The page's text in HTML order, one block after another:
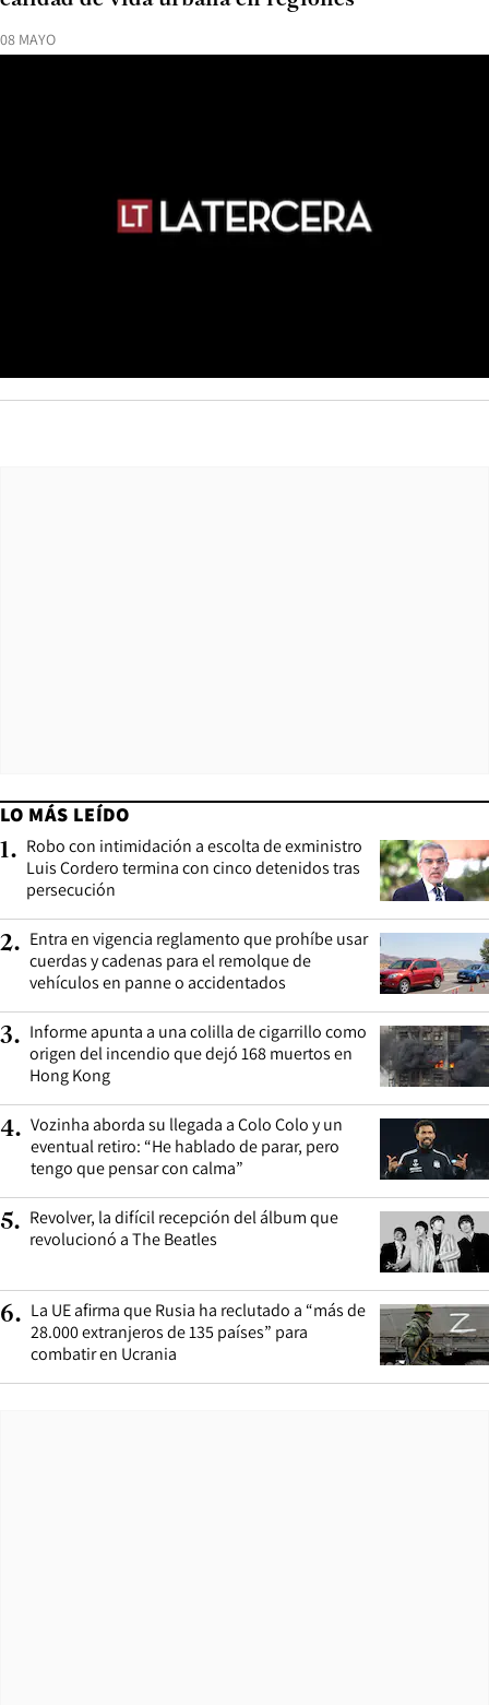
08 MAYO
LO MÁS LEÍDO
1. Robo con intimidación a escolta de exministro
Luis Cordero termina con cinco detenidos tras
persecución
2. Entra en vigencia reglamento que prohíbe usar
cuerdas y cadenas para el remolque de
vehículos en panne o accidentados
3. Informe apunta a una colilla de cigarrillo como
origen del incendio que dejó 168 muertos en
Hong Kong
4. Vozinha aborda su llegada a Colo Colo y un
eventual retiro: “He hablado de parar, pero
tengo que pensar con calma”
5. Revolver, la difícil recepción del álbum que
revolucionó a The Beatles
6. La UE afirma que Rusia ha reclutado a “más de
28.000 extranjeros de 135 países” para
combatir en Ucrania